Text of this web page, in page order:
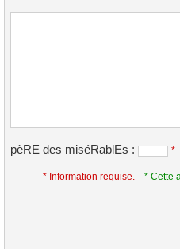
pèRE des miséRablEs : *
* Information requise.
* Cette